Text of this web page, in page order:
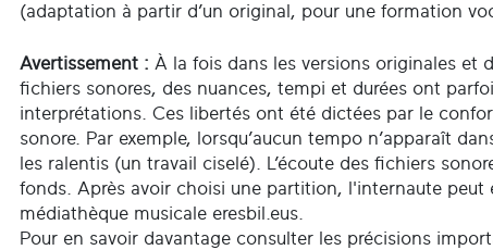
(adaptation à partir d’un original, pour une formation
Avertissement : À la fois dans les versions originales et
fichiers sonores, des nuances, tempi et durées ont
interprétations. Ces libertés ont été dictées par le
sonore. Par exemple, lorsqu’aucun tempo n’apparaît
les ralentis (un travail ciselé). L’écoute des fichiers
fonds. Après avoir choisi une partition, l'internaute
médiathèque musicale eresbil.eus.
Pour en savoir davantage consulter les précisions